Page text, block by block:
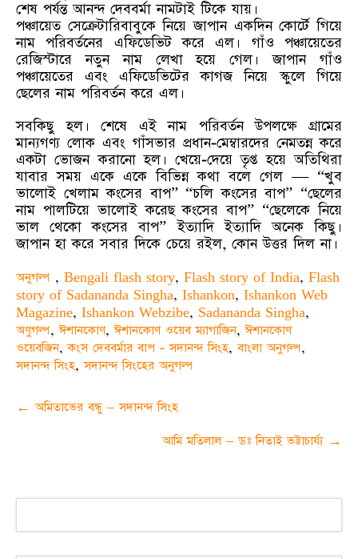
শেষ পর্যন্ত আনন্দ দেববর্মা নামটাই টিকে যায়।
পঞ্চায়েত সেক্রেটারিবাবুকে নিয়ে জাপান একদিন কোর্টে গিয়ে
নাম পরিবর্তনের এফিডেভিট করে এল। গাঁও পঞ্চায়েতের
রেজিস্টারে নতুন নাম লেখা হয়ে গেল। জাপান গাঁও
পঞ্চায়েতের এবং এফিডেভিটের কাগজ নিয়ে স্কুলে গিয়ে
ছেলের নাম পরিবর্তন করে এল।
সবকিছু হল। শেষে এই নাম পরিবর্তন উপলক্ষে গ্রামের
মান্যগণ্য লোক এবং গাঁসভার প্রধান-মেম্বারদের নেমতন্ন করে
একটা ভোজন করানো হল। খেয়ে-দেয়ে তৃপ্ত হয়ে অতিথিরা
যাবার সময় একে একে বিভিন্ন কথা বলে গেল — “খুব
ভালোই খেলাম কংসের বাপ” “চলি কংসের বাপ” “ছেলের
নাম পালটিয়ে ভালোই করেছ কংসের বাপ” “ছেলেকে নিয়ে
ভাল থেকো কংসের বাপ” ইত্যাদি ইত্যাদি অনেক কিছু।
জাপান হা করে সবার দিকে চেয়ে রইল, কোন উত্তর দিল না।
অনুগল্প , Bengali flash story, Flash story of India, Flash
story of Sadananda Singha, Ishankon, Ishankon Web
Magazine, Ishankon Webzibe, Sadananda Singha,
অণুগল্প,ঈশানকোণ,ঈশানকোণ ওয়েব ম্যাগাজিন,ঈশানকোণ
ওয়েবজিন,কংস দেববর্মার বাপ - সদানন্দ সিংহ,বাংলা অনুগল্প,
সদানন্দ সিংহ,সদানন্দ সিংহের অনুগল্প
Post
navigation
← অমিতাভের বন্ধু – সদানন্দ সিংহ
আমি মতিলাল – ডঃ নিতাই ভট্টাচার্য্য →